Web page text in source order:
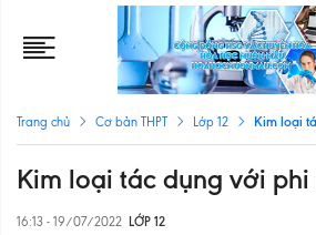
Trang chủ Cơ bản THPT Lớp 12 Kim loại
Kim loại tác dụng với phi
16:13 - 19/07/2022 LỚP 12